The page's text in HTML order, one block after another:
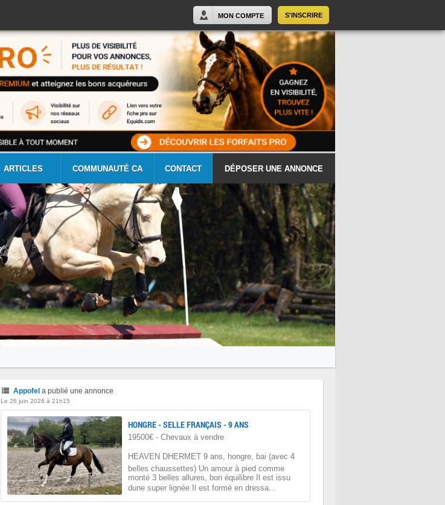
S'INSCRIRE
MON COMPTE
ARTICLES COMMUNAUTÉ CA CONTACT DÉPOSER UNE ANNONCE
Appofel a publié une annonce
Le 26 juin 2026 à 21h15
HONGRE - SELLE FRANÇAIS - 9 ANS
19500€ - Chevaux à vendre
HEAVEN DHERMET 9 ans, hongre, bai (avec 4
belles chaussettes) Un amour à pied comme
monté 3 belles allures, bon équilibre Il est issu
dune super lignée Il est formé en dressa...